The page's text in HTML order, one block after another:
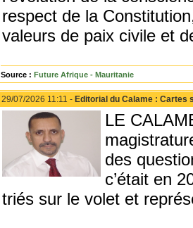
respect de la
valeurs de paix civile et
Source : Future Afrique - Mauritanie
29/07/2026 11:11 - Editorial du Calame : Cartes
LE
des
c’était en
triés sur le volet et